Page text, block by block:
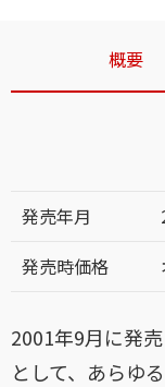
概要
発売年月
発売時価格
2001年9月に発
として、あらゆ